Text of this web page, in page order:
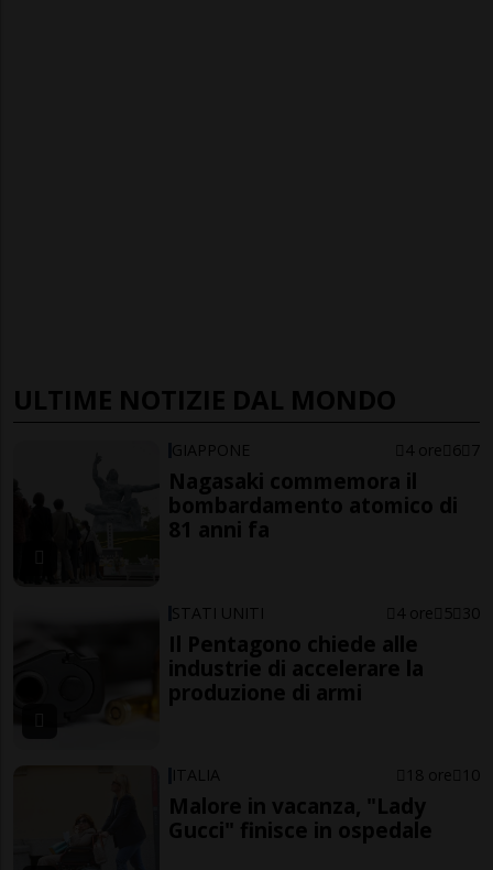
ULTIME NOTIZIE DAL MONDO
GIAPPONE 4 ore 6 7
Nagasaki commemora il
bombardamento atomico di
81 anni fa
STATI UNITI 4 ore 5 30
Il Pentagono chiede alle
industrie di accelerare la
produzione di armi
ITALIA 18 ore 10
Malore in vacanza, "Lady
Gucci" finisce in ospedale